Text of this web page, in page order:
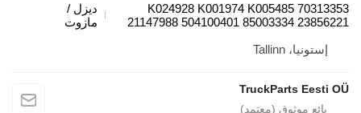
K024928 K001974 K005485
21147988 504100401 85003334
ديزل /
مازوت
إستونيا، Tallinn
TruckParts Eesti